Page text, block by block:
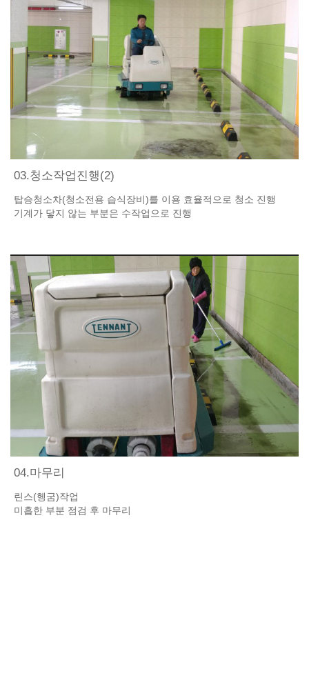
03.청소작업진행(2)
탑승청소차(청소전용 습식장비)를 이용 효율적으로 청소 진행
기계가 닿지 않는 부분은 수작업으로 진행
04.마무리
린스(헹굼)작업
미흡한 부분 점검 후 마무리